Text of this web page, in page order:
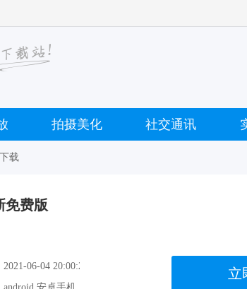
拍摄美化 社交通讯
载
免费版
06-04 20:00:27
立